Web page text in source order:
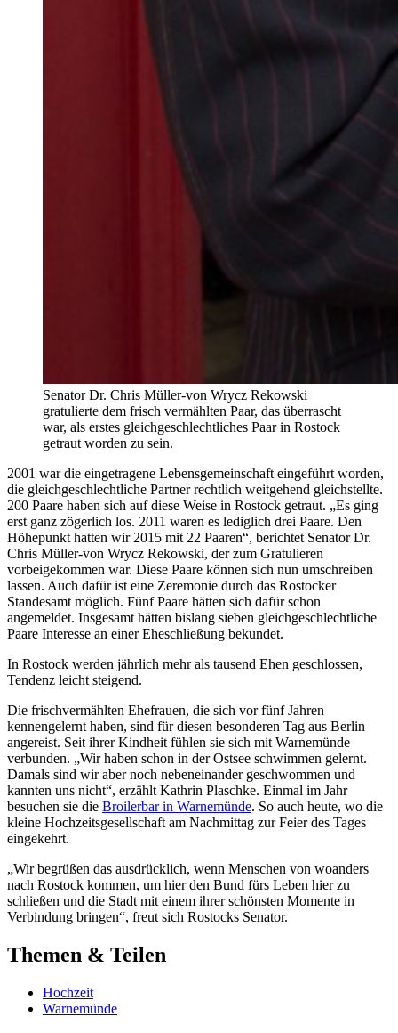
Senator Dr. Chris Müller-von Wrycz Rekowski
gratulierte dem frisch vermählten Paar, das überrascht
war, als erstes gleichgeschlechtliches Paar in Rostock
getraut worden zu sein.
2001 war die eingetragene Lebensgemeinschaft eingeführt worden,
die gleichgeschlechtliche Partner rechtlich weitgehend gleichstellte.
200 Paare haben sich auf diese Weise in Rostock getraut. „Es ging
erst ganz zögerlich los. 2011 waren es lediglich drei Paare. Den
Höhepunkt hatten wir 2015 mit 22 Paaren“, berichtet Senator Dr.
Chris Müller-von Wrycz Rekowski, der zum Gratulieren
vorbeigekommen war. Diese Paare können sich nun umschreiben
lassen. Auch dafür ist eine Zeremonie durch das Rostocker
Standesamt möglich. Fünf Paare hätten sich dafür schon
angemeldet. Insgesamt hätten bislang sieben gleichgeschlechtliche
Paare Interesse an einer Eheschließung bekundet.
In Rostock werden jährlich mehr als tausend Ehen geschlossen,
Tendenz leicht steigend.
Die frischvermählten Ehefrauen, die sich vor fünf Jahren
kennengelernt haben, sind für diesen besonderen Tag aus Berlin
angereist. Seit ihrer Kindheit fühlen sie sich mit Warnemünde
verbunden. „Wir haben schon in der Ostsee schwimmen gelernt.
Damals sind wir aber noch nebeneinander geschwommen und
kannten uns nicht“, erzählt Kathrin Plaschke. Einmal im Jahr
besuchen sie die Broilerbar in Warnemünde. So auch heute, wo die
kleine Hochzeitsgesellschaft am Nachmittag zur Feier des Tages
eingekehrt.
„Wir begrüßen das ausdrücklich, wenn Menschen von woanders
nach Rostock kommen, um hier den Bund fürs Leben hier zu
schließen und die Stadt mit einem ihrer schönsten Momente in
Verbindung bringen“, freut sich Rostocks Senator.
Themen & Teilen
Hochzeit
Warnemünde